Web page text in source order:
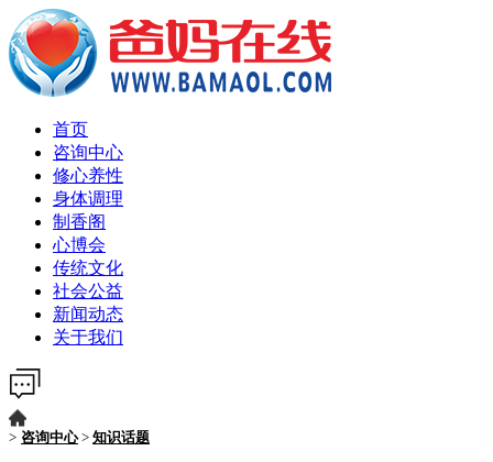
首页
咨询中心
修心养性
身体调理
制香阁
心博会
传统文化
社会公益
新闻动态
关于我们
> 咨询中心> 知识话题